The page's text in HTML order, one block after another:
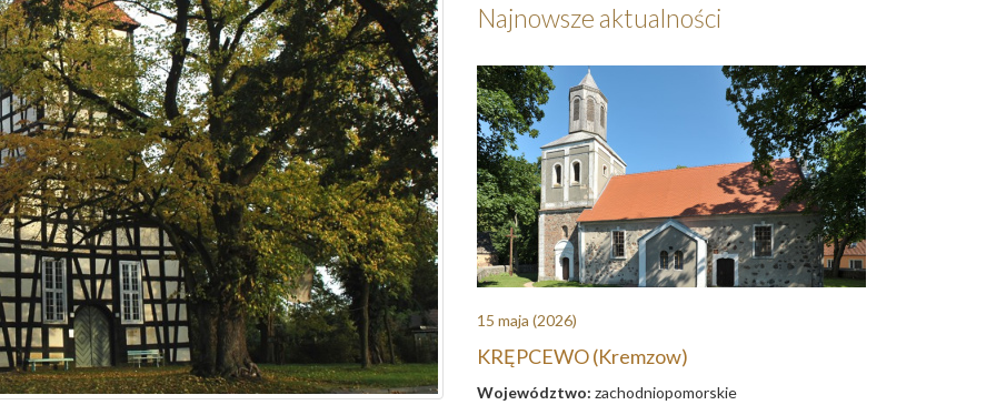
Najnowsze aktualności
15 maja (2026)
KRĘPCEWO (Kremzow)
Województwo: zachodniopomorskie